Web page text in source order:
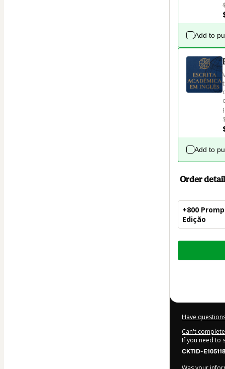
Add to
Add to
Order
+800
Edição
Total
Have
Can't
If you need to
CKTID-